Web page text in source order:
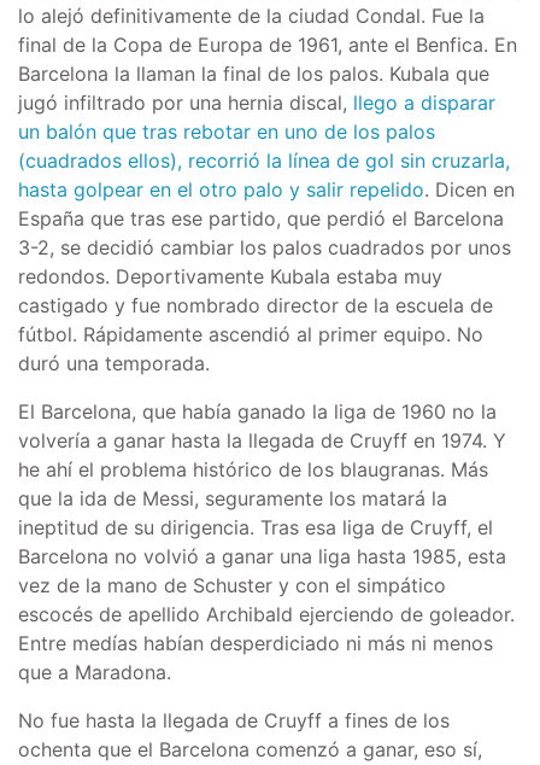
lo alejó definitivamente de la ciudad Condal. Fue la
final de la Copa de Europa de 1961, ante el Benfica. En
Barcelona la llaman la final de los palos. Kubala que
jugó infiltrado por una hernia discal, llego a disparar
un balón que tras rebotar en uno de los palos
(cuadrados ellos), recorrió la línea de gol sin cruzarla,
hasta golpear en el otro palo y salir repelido. Dicen en
España que tras ese partido, que perdió el Barcelona
3-2, se decidió cambiar los palos cuadrados por unos
redondos. Deportivamente Kubala estaba muy
castigado y fue nombrado director de la escuela de
fútbol. Rápidamente ascendió al primer equipo. No
duró una temporada.
El Barcelona, que había ganado la liga de 1960 no la
volvería a ganar hasta la llegada de Cruyff en 1974. Y
he ahí el problema histórico de los blaugranas. Más
que la ida de Messi, seguramente los matará la
ineptitud de su dirigencia. Tras esa liga de Cruyff, el
Barcelona no volvió a ganar una liga hasta 1985, esta
vez de la mano de Schuster y con el simpático
escocés de apellido Archibald ejerciendo de goleador.
Entre medías habían desperdiciado ni más ni menos
que a Maradona.
No fue hasta la llegada de Cruyff a fines de los
ochenta que el Barcelona comenzó a ganar, eso sí,